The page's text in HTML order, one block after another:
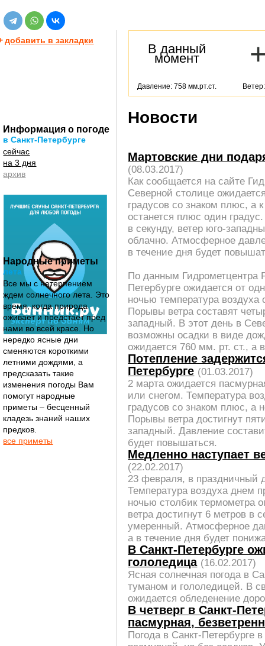
добавить в закладки
Информация о погоде
в Санкт-Петербурге
сейчас
на 3 дня
архив
Народные приметы
лета
Все мы с нетерпением
ждем солнечного лета. Это
время, когда природа
оживает и предстает пред
нами во всей красе. Но
нередко ясные дни
сменяются короткими
летними дождями, а
предсказать такие
изменения погоды Вам
помогут народные
приметы – бесценный
кладезь знаний наших
предков.
все приметы
В данный
момент
Давление: 758 мм.рт.ст.
Новости
Мартовские дни
(08.03.2017)
Как сообщается на сайте
Северной столице
градусов со знаком плюс, а
останется плюс один
в секунду, ветер юго-
облачно. Атмосферное
в течение дня будет
По данным Гидрометцентра
Петербурге ожидается от
ночью температура воздуха
Порывы ветра составят
западный. В этот день в
возможны осадки в виде
ожидается 760 мм. рт. ст., а
Потепление
Петербурге (01.03.2017)
2 марта ожидается
или снегом. Температура
градусов со знаком плюс, а
Порывы ветра достигнут
западный. Давление
будет повышаться.
Медленно наступает
(22.02.2017)
23 февраля, в праздничный
Температура воздуха днем
ночью столбик термометра
ветра достигнут 6 метров в
умеренный. Атмосферное
а в течение дня будет
В Санкт-Петербурге
гололедица (16.02.2017)
Ясная солнечная погода в
туманом и гололедицей. В
ожидается обледенение
В четверг в Санкт-
пасмурная,
Погода в Санкт-Петербурге